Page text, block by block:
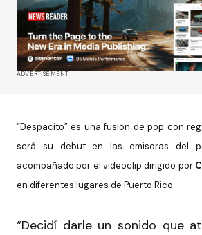
ADVERTISEMENT
“Despacito” es una fusión de pop con
será su debut en las emisoras del
acompañado por el videoclip dirigido por
en diferentes lugares de Puerto Rico.
“Decidí darle un sonido que